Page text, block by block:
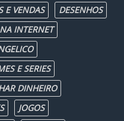
E VENDAS
DESENHOS
INTERNET
E SERIES
DINHEIRO
JOGOS